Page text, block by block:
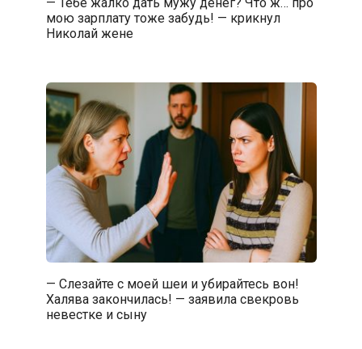
мою зарплату тоже забудь! — крикнул
Николай жене
— Слезайте с моей шеи и убирайтесь вон!
Халява закончилась! — заявила свекровь
невестке и сыну